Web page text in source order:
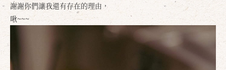
謝謝你們讓我還有存在的理由，
啾~~~